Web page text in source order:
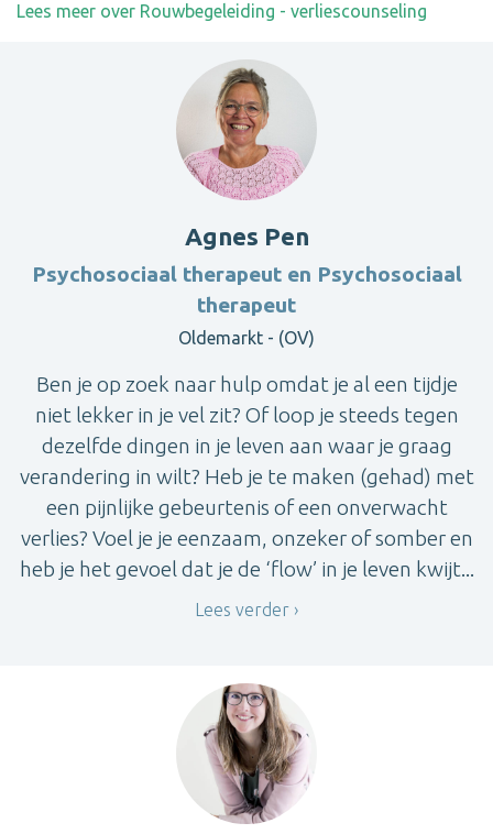
Lees meer over Rouwbegeleiding - verliescounseling
Agnes Pen
Psychosociaal therapeut en Psychosociaal
therapeut
Oldemarkt - (OV)
Ben je op zoek naar hulp omdat je al een tijdje
niet lekker in je vel zit? Of loop je steeds tegen
dezelfde dingen in je leven aan waar je graag
verandering in wilt? Heb je te maken (gehad) met
een pijnlijke gebeurtenis of een onverwacht
verlies? Voel je je eenzaam, onzeker of somber en
heb je het gevoel dat je de ‘flow’ in je leven kwijt...
Lees verder